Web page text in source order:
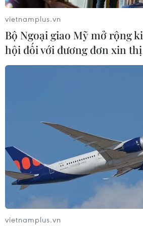
lý, bảo vệ rừng ở Nam Cát Tiên
06/08/2026 09:45
Bão Dolphin hướng vào miền
Mở 1 cửa xả đáy hồ thủy điện Hòa
Bình vào 16 giờ ngày 6/8
06/08/2026 06:28
Quảng Trị: Mùa mưa lũ cận kề,
vietnamplus.vn
Bộ Ngoại giao Mỹ mở rộng
hội đối với đương đơn xin
vietnamplus.vn